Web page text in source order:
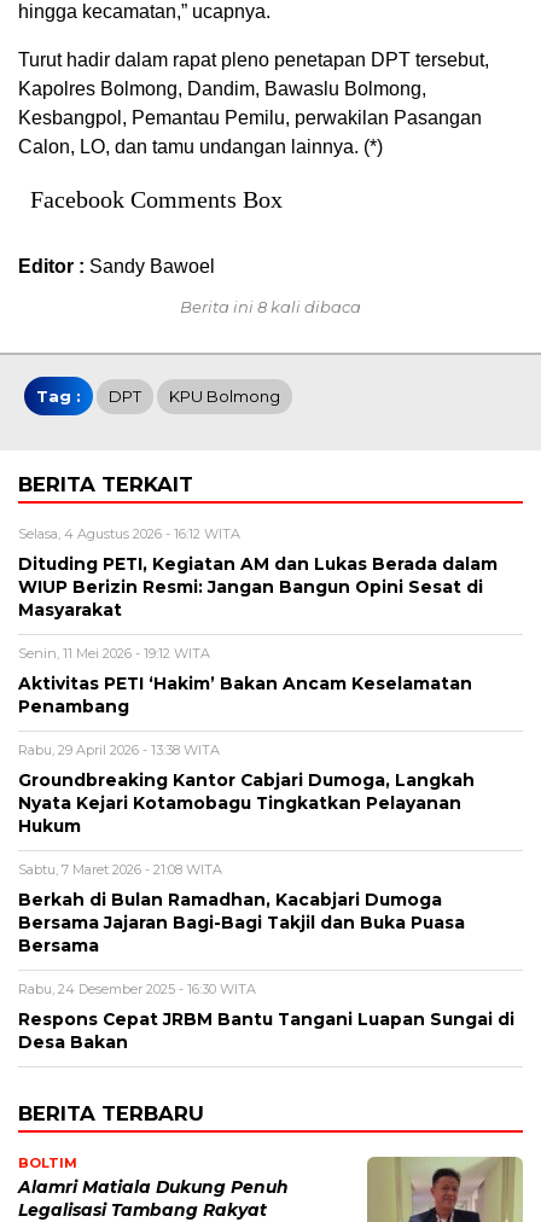
hingga kecamatan,” ucapnya.
Turut hadir dalam rapat pleno penetapan DPT tersebut,
Kapolres Bolmong, Dandim, Bawaslu Bolmong,
Kesbangpol, Pemantau Pemilu, perwakilan Pasangan
Calon, LO, dan tamu undangan lainnya. (*)
Facebook Comments Box
Editor : Sandy Bawoel
Berita ini 8 kali dibaca
Tag : DPT KPU Bolmong
BERITA TERKAIT
Selasa, 4 Agustus 2026 - 16:12 WITA
Dituding PETI, Kegiatan AM dan Lukas Berada dalam
WIUP Berizin Resmi: Jangan Bangun Opini Sesat di
Masyarakat
Senin, 11 Mei 2026 - 19:12 WITA
Aktivitas PETI ‘Hakim’ Bakan Ancam Keselamatan
Penambang
Rabu, 29 April 2026 - 13:38 WITA
Groundbreaking Kantor Cabjari Dumoga, Langkah
Nyata Kejari Kotamobagu Tingkatkan Pelayanan
Hukum
Sabtu, 7 Maret 2026 - 21:08 WITA
Berkah di Bulan Ramadhan, Kacabjari Dumoga
Bersama Jajaran Bagi-Bagi Takjil dan Buka Puasa
Bersama
Rabu, 24 Desember 2025 - 16:30 WITA
Respons Cepat JRBM Bantu Tangani Luapan Sungai di
Desa Bakan
BERITA TERBARU
BOLTIM
Alamri Matiala Dukung Penuh
Legalisasi Tambang Rakyat